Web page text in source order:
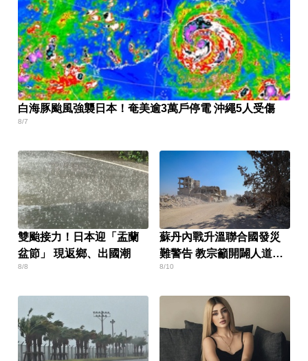
白海豚颱風強襲日本！奄美逾3萬戶停電 沖繩5人受傷
8/7
雙颱接力！日本迎「盂蘭
盆節」 現返鄉、出國潮
8/8
蘇丹內戰升溫聯合國發災
難警告 教宗籲開闢人道走
廊
8/10